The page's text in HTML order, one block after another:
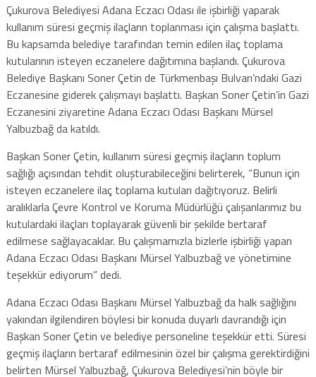
Çukurova Belediyesi Adana Eczacı Odası ile işbirliği yaparak
kullanım süresi geçmiş ilaçların toplanması için çalışma başlattı.
Bu kapsamda belediye tarafından temin edilen ilaç toplama
kutularının isteyen eczanelere dağıtımına başlandı. Çukurova
Belediye Başkanı Soner Çetin de Türkmenbaşı Bulvarı’ndaki Gazi
Eczanesine giderek çalışmayı başlattı. Başkan Soner Çetin’in Gazi
Eczanesini ziyaretine Adana Eczacı Odası Başkanı Mürsel
Yalbuzbağ da katıldı.
Başkan Soner Çetin, kullanım süresi geçmiş ilaçların toplum
sağlığı açısından tehdit oluşturabileceğini belirterek, “Bunun için
isteyen eczanelere ilaç toplama kutuları dağıtıyoruz. Belirli
aralıklarla Çevre Kontrol ve Koruma Müdürlüğü çalışanlarımız bu
kutulardaki ilaçları toplayarak güvenli bir şekilde bertaraf
edilmese sağlayacaklar. Bu çalışmamızla bizlerle işbirliği yapan
Adana Eczacı Odası Başkanı Mürsel Yalbuzbağ ve yönetimine
teşekkür ediyorum” dedi.
Adana Eczacı Odası Başkanı Mürsel Yalbuzbağ da halk sağlığını
yakından ilgilendiren böylesi bir konuda duyarlı davrandığı için
Başkan Soner Çetin ve belediye personeline teşekkür etti. Süresi
geçmiş ilaçların bertaraf edilmesinin özel bir çalışma gerektirdiğini
belirten Mürsel Yalbuzbağ, Çukurova Belediyesi’nin böyle bir